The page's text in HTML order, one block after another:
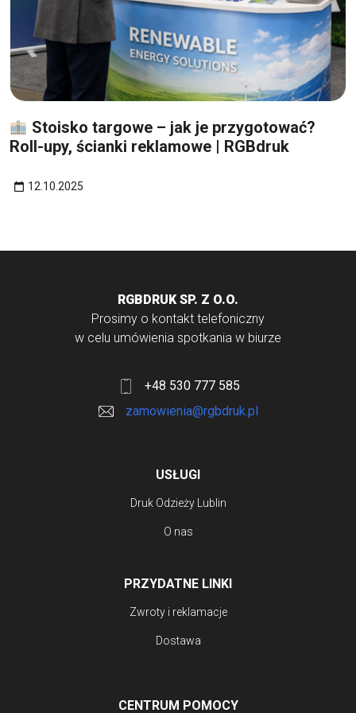
Stoisko targowe – jak je przygotować?
Roll-upy, ścianki reklamowe | RGBdruk
12.10.2025
RGBDRUK SP. Z O.O.
Prosimy o kontakt telefoniczny
w celu umówienia spotkania w biurze
+48 530 777 585
zamowienia@rgbdruk.pl
USŁUGI
Druk Odzieży Lublin
O nas
PRZYDATNE LINKI
Zwroty i reklamacje
Dostawa
CENTRUM POMOCY